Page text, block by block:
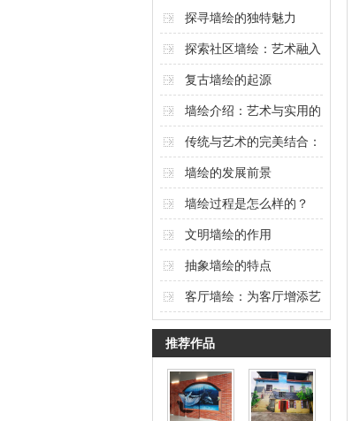
探寻墙绘的独特魅力
探索社区墙绘：艺术融入
城市的创意表达
复古墙绘的起源
墙绘介绍：艺术与实用的
完美结合
传统与艺术的完美结合：
酒店墙绘的魅力
墙绘的发展前景
墙绘过程是怎么样的？
文明墙绘的作用
抽象墙绘的特点
客厅墙绘：为客厅增添艺
术氛围的独特选择
推荐作品